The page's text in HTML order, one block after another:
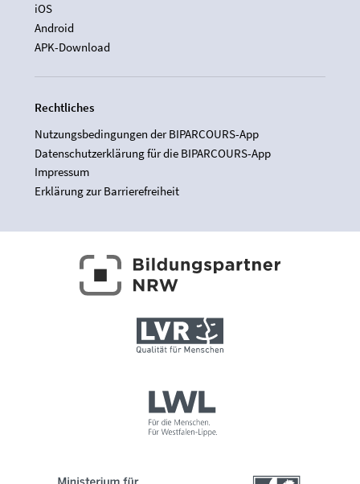
iOS
Android
APK-Download
Rechtliches
Nutzungsbedingungen der BIPARCOURS-App
Datenschutzerklärung für die BIPARCOURS-App
Impressum
Erklärung zur Barrierefreiheit